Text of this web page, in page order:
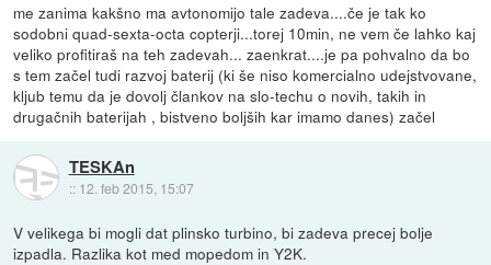
me zanima kakšno ma avtonomijo tale zadeva....če je tak ko
sodobni quad-sexta-octa copterji...torej 10min, ne vem če lahko kaj
veliko profitiraš na teh zadevah... zaenkrat....je pa pohvalno da bo
s tem začel tudi razvoj baterij (ki še niso komercialno udejstvovane,
kljub temu da je dovolj člankov na slo-techu o novih, takih in
drugačnih baterijah , bistveno boljših kar imamo danes) začel
TESKAn
:: 12. feb 2015, 15:07
V velikega bi mogli dat plinsko turbino, bi zadeva precej bolje
izpadla. Razlika kot med mopedom in Y2K.